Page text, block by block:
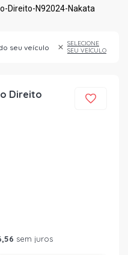
seu veículo
SELECIONE
SEU VEÍCULO
Direito
sem juros